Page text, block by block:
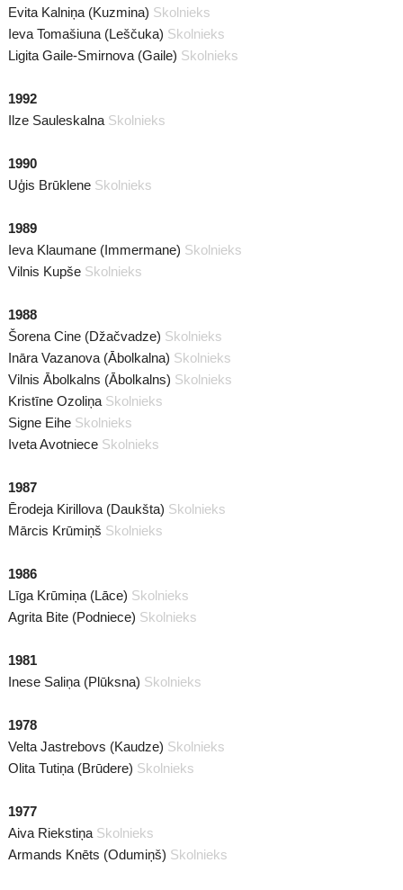
Evita Kalniņa (Kuzmina) Skolnieks
Ieva Tomašiuna (Leščuka) Skolnieks
Ligita Gaile-Smirnova (Gaile) Skolnieks
1992
Ilze Sauleskalna Skolnieks
1990
Uģis Brūklene Skolnieks
1989
Ieva Klaumane (Immermane) Skolnieks
Vilnis Kupše Skolnieks
1988
Šorena Cine (Džačvadze) Skolnieks
Ināra Vazanova (Ābolkalna) Skolnieks
Vilnis Ābolkalns (Ābolkalns) Skolnieks
Kristīne Ozoliņa Skolnieks
Signe Eihe Skolnieks
Iveta Avotniece Skolnieks
1987
Ērodeja Kirillova (Daukšta) Skolnieks
Mārcis Krūmiņš Skolnieks
1986
Līga Krūmiņa (Lāce) Skolnieks
Agrita Bite (Podniece) Skolnieks
1981
Inese Saliņa (Plūksna) Skolnieks
1978
Velta Jastrebovs (Kaudze) Skolnieks
Olita Tutiņa (Brūdere) Skolnieks
1977
Aiva Riekstiņa Skolnieks
Armands Knēts (Odumiņš) Skolnieks